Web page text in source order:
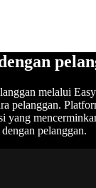
melalui
pelanggan.
yang
pelanggan.